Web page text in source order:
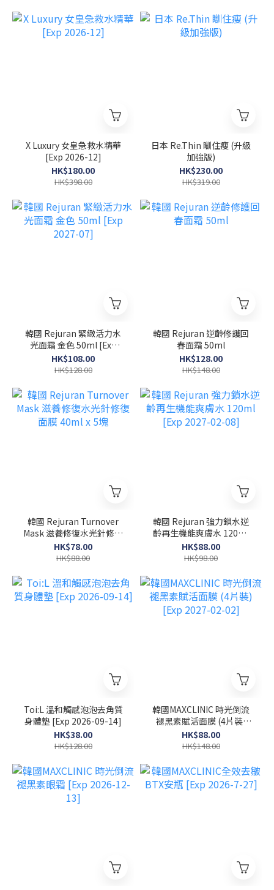
X Luxury 女皇急救水精華
[Exp 2026-12]
HK$180.00
HK$398.00
日本 Re.Thin 瞓住瘦 (升級
加強版)
HK$230.00
HK$319.00
韓國 Rejuran 緊緻活力水
光面霜 金色 50ml [Exp
2027-07]
HK$108.00
HK$128.00
韓國 Rejuran 逆齡修護回
春面霜 50ml
HK$128.00
HK$148.00
韓國 Rejuran Turnover
Mask 滋養修復水光針修復
面膜 40ml x 5塊
HK$78.00
HK$88.00
韓國 Rejuran 強力鎖水逆
齡再生機能爽膚水 120ml
[Exp 2027-02-08]
HK$88.00
HK$98.00
Toi:L 溫和觸感泡泡去角質
身體墊 [Exp 2026-09-14]
HK$38.00
HK$128.00
韓國MAXCLINIC 時光倒流
褪黑素賦活面膜 (4片裝)
[Exp 2027-02-02]
HK$88.00
HK$148.00